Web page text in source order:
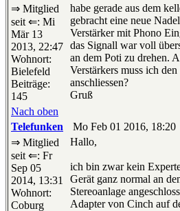
⇒ Mitglied
seit ⇐: Mi
Mär 13
2013, 22:47
Wohnort:
Bielefeld
Beiträge:
145
habe gerade aus dem
gebracht eine neue
Verstärker mit Phono
das Signall war voll
an dem Poti zu drehen.
Verstärkers muss ich
anschliessen?
Gruß
Nach oben
Telefunken
Mo Feb 01 2016, 18:20
⇒ Mitglied
seit ⇐: Fr
Sep 05
2014, 13:31
Wohnort:
Coburg
Hallo,
ich bin zwar kein
Gerät ganz normal an
Stereoanlage
Adapter von Cinch auf